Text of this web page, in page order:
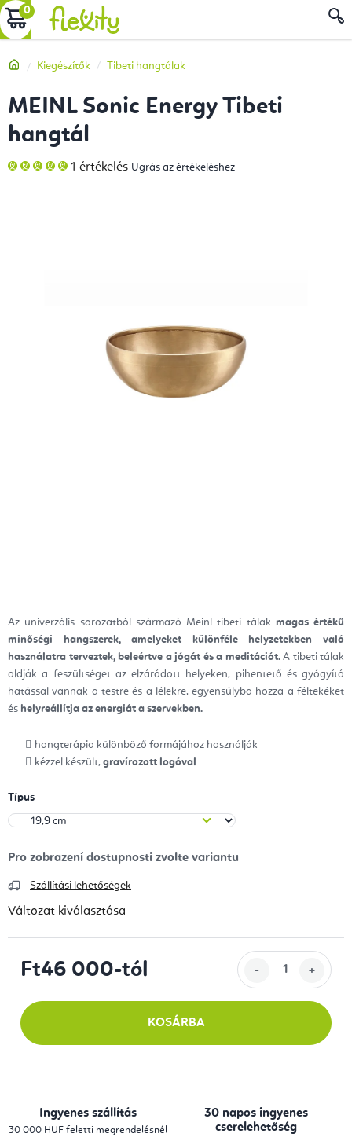
Ugrás
a
tartalomhoz
KOSÁR
Kezdőlap
Kiegészítők Tibeti hangtálak
Az univerzális sorozatból származó Meinl tibeti tálak magas értékű
minőségi hangszerek, amelyeket különféle helyzetekben való
használatra terveztek, beleértve a jógát és a meditációt.A tibeti tálak
oldják a feszültséget az elzáródott helyeken, pihentető és gyógyító
hatással vannak a testre és a lélekre, egyensúlyba hozza a féltekéket
és helyreállítja az energiát a szervekben.
hangterápia különböző formájához használják
kézzel készült, gravírozott logóval
Típus
Szállítási lehetőségek
Változat kiválasztása
Ft46 000-tól
KOSÁRBA
MEINL Sonic Energy Tibeti
hangtál
A
termék
1 értékelés Ugrás az értékeléshez
Ingyenes szállítás
30 000 HUF feletti megrendelésnél
30 napos ingyenes
cserelehetőség